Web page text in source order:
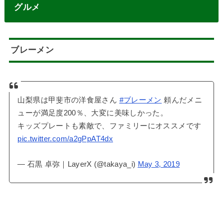
グルメ
ブレーメン
山梨県は甲斐市の洋食屋さん #ブレーメン 頼んだメニ
ューが満足度200％、大変に美味しかった。
キッズプレートも素敵で、ファミリーにオススメです
pic.twitter.com/a2gPpAT4dx
— 石黒 卓弥｜LayerX (@takaya_i) May 3, 2019